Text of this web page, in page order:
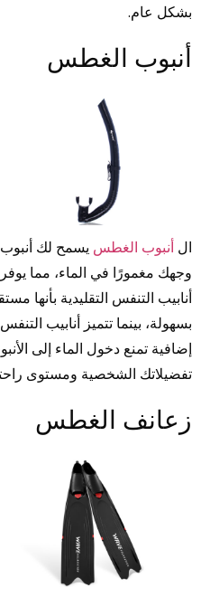
بشكل عام.
أنبوب الغطس
ال أنبوب الغطس يسمح لك أنبوب
وجهك مغمورًا في الماء، مما يوفر
أنابيب التنفس التقليدية بأنها
بسهولة، بينما تتميز أنابيب
إضافية تمنع دخول الماء إلى
تفضيلاتك الشخصية ومستوى
زعانف الغطس